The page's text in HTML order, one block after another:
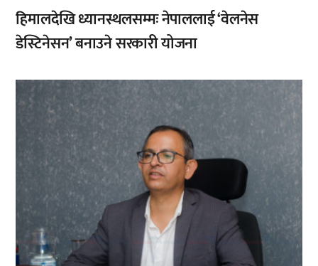
हिमालदेखि ध्यानस्थलसम्मः नेपाललाई ‘वेलनेस
डेस्टिनेसन’ बनाउने सरकारी योजना